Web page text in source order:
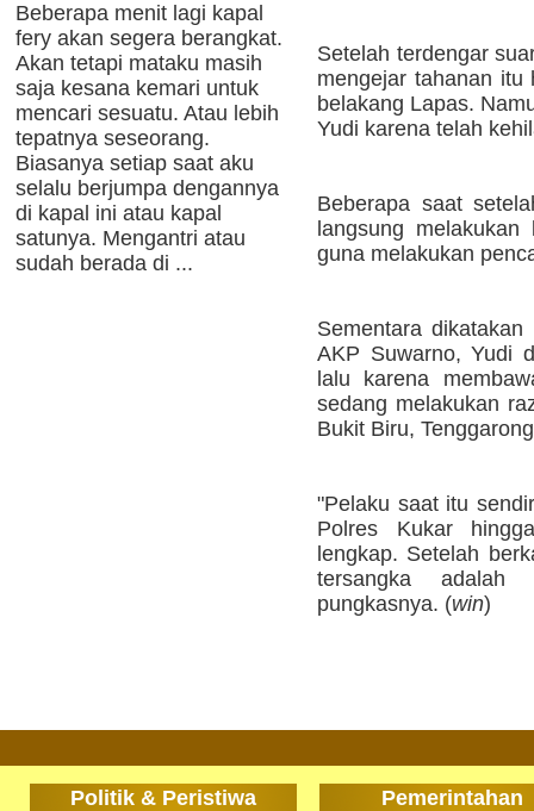
Beberapa menit lagi kapal
fery akan segera berangkat.
Akan tetapi mataku masih
saja kesana kemari untuk
mencari sesuatu. Atau lebih
tepatnya seseorang.
Biasanya setiap saat aku
selalu berjumpa dengannya
di kapal ini atau kapal
satunya. Mengantri atau
sudah berada di ...
Setelah terdengar
mengejar tahanan
belakang Lapas.
Yudi karena telah
Beberapa saat
langsung
guna melakukan
Sementara
AKP Suwarno, Yudi
lalu karena
sedang melakukan
Bukit Biru,
"Pelaku saat itu
Polres Kukar
lengkap. Setelah
tersangka adalah
pungkasnya. (win)
Politik & Peristiwa Pemerintahan